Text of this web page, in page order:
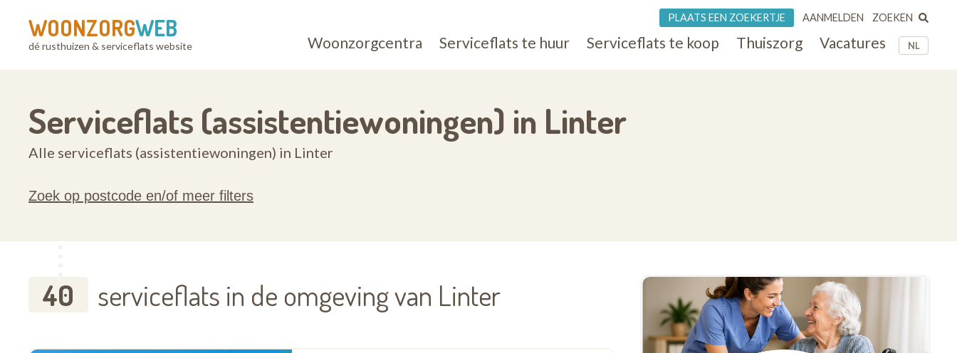
WOONZORGWEB
dé rusthuizen & serviceflats website NL
Woonzorgcentra Serviceflats te huur Serviceflats te koop Thuiszorg Vacatures
PLAATS EEN ZOEKERTJE AANMELDEN ZOEKEN
Serviceflats (assistentiewoningen) in Linter
Alle serviceflats (assistentiewoningen) in Linter
Zoek op postcode en/of meer filters
40 serviceflats in de omgeving van Linter